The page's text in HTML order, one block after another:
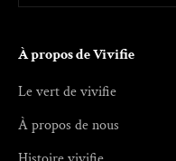
À propos de Vivifie
Le vert de vivifie
À propos de nous